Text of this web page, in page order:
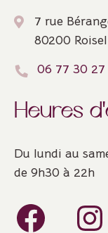
7 rue
80200 Roisel
06 77 30 27
Heures
Du lundi au
de 9h30 à 22h